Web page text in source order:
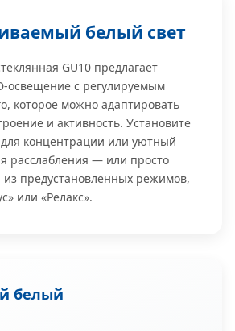
белый свет
GU10 предлагает
освещение с регулируемым
которое можно адаптировать
и активность. Установите
концентрации или уютный
расслабления — или просто
предустановленных режимов,
или «Релакс».
белый